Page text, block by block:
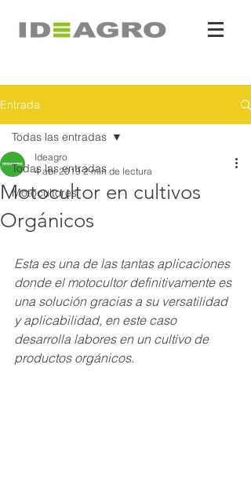
Entrada
Todas las entradas
Motocultores
Todas las entradas
Motocultor en cultivos
Orgánicos
Ideagro
4 abr 2019 2 min de lectura
Esta es una de las tantas aplicaciones
donde el motocultor definitivamente es
una solución gracias a su versatilidad
y aplicabilidad, en este caso
desarrolla labores en un cultivo de
productos orgánicos.